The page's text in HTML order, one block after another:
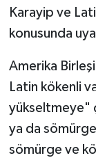
Karayip ve
konusunda
Amerika
Latin kökenli
yükseltmeye"
ya da
sömürge ve